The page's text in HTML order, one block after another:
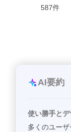
587件
AI要約
使い勝手と
多くのユー